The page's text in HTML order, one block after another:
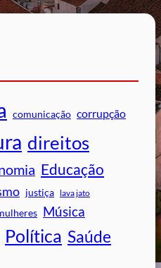
comunicação corrupção
direitos
Educação
justiça lava jato
Música
Política Saúde